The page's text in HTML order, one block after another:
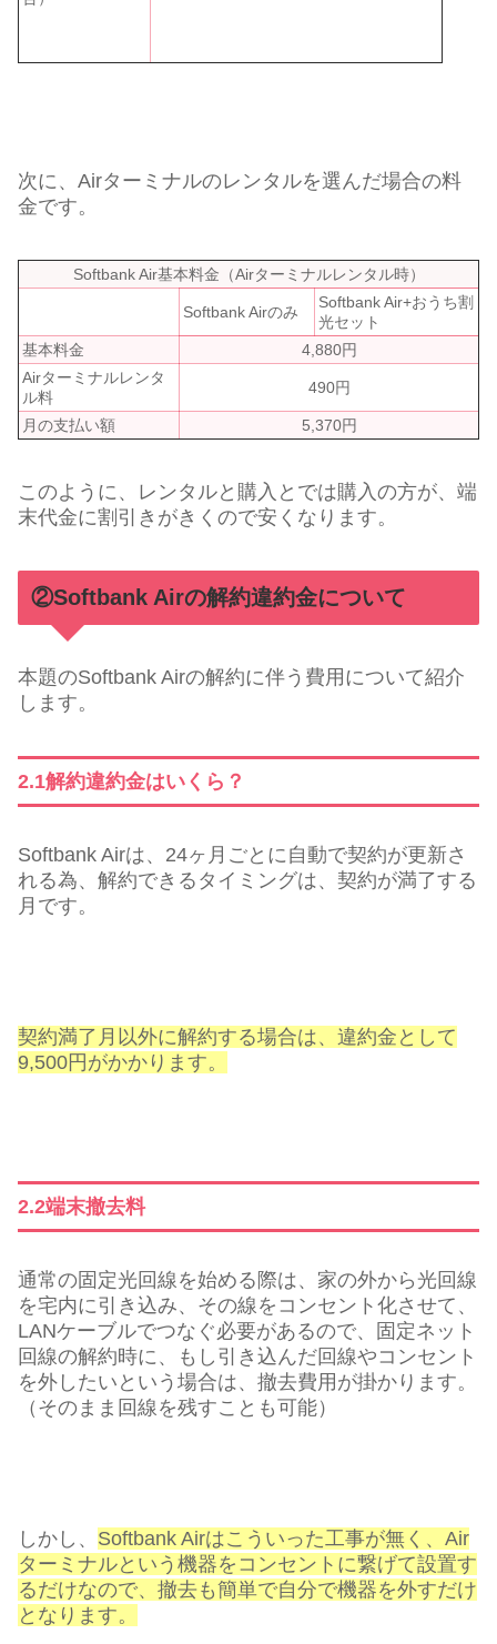
次に、Airターミナルのレンタルを選んだ場合の料
金です。
Softbank Air基本料金（Airターミナルレンタル時）
Softbank Airのみ
Softbank Air+おうち割
光セット
基本料金
4,880円
Airターミナルレンタ
ル料
490円
月の支払い額 5,370円
このように、レンタルと購入とでは購入の方が、端
末代金に割引きがきくので安くなります。
②Softbank Airの解約違約金について
本題のSoftbank Airの解約に伴う費用について紹介
します。
2.1解約違約金はいくら？
Softbank Airは、24ヶ月ごとに自動で契約が更新さ
れる為、解約できるタイミングは、契約が満了する
月です。
契約満了月以外に解約する場合は、違約金として
9,500円がかかります。
2.2端末撤去料
通常の固定光回線を始める際は、家の外から光回線
を宅内に引き込み、その線をコンセント化させて、
LANケーブルでつなぐ必要があるので、固定ネット
回線の解約時に、もし引き込んだ回線やコンセント
を外したいという場合は、撤去費用が掛かります。
（そのまま回線を残すことも可能）
しかし、 Softbank Airはこういった工事が無く、Air
ターミナルという機器をコンセントに繋げて設置す
るだけなので、撤去も簡単で自分で機器を外すだけ
となります。